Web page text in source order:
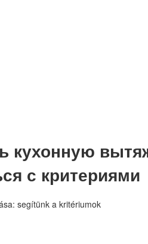
кухонную
с критериями